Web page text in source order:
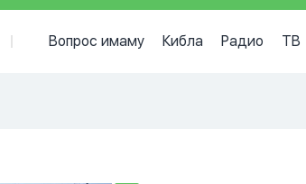
Вопрос имаму Кибла Радио ТВ